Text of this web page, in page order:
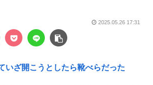
2025.05.26 17:31
いざ開こうとしたら靴べらだった